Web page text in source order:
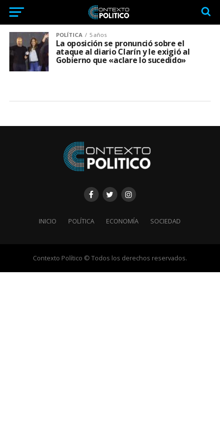
POLÍTICA 5 años
La oposición se pronunció sobre el
ataque al diario Clarín y le exigió al
Gobierno que «aclare lo sucedido»
INICIO POLÍTICA ECONOMÍA SOCIEDAD
Contexto Político © Todos los derechos reservados.